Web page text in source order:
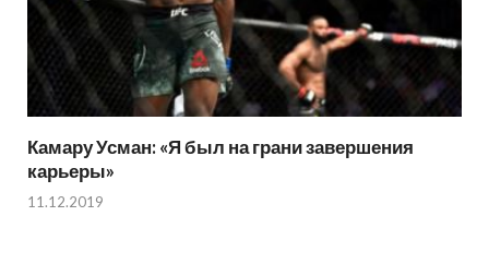
Камару Усман: «Я был на грани завершения
карьеры»
11.12.2019